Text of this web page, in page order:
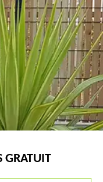
GRATUIT